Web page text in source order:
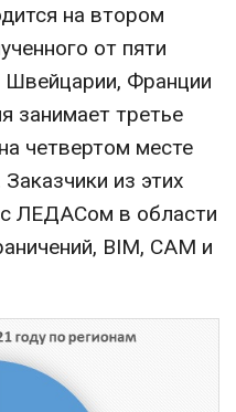
на втором
от пяти
Швейцарии, Франции
занимает третье
четвертом месте
из этих
ЛЕДАСом в области
BIM, CAM и